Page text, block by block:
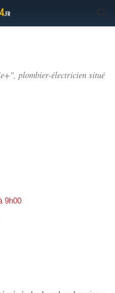
plombier-électricien situé
9h00